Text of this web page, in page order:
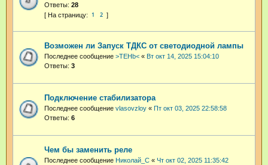
Ответы: 28
1 2
Возможен ли Запуск ТДКС от светодиодной лампы
Последнее сообщение >TEHb< « Вт окт 14, 2025 15:04:10
Ответы: 3
Подключение стабилизатора
Последнее сообщение vlasovzloy « Пт окт 03, 2025 22:58:58
Ответы: 6
Чем бы заменить реле
Последнее сообщение Николай_С « Чт окт 02, 2025 11:35:42